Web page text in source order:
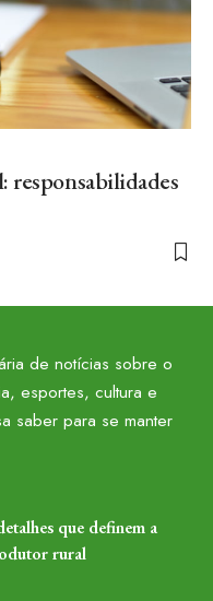
responsabilidades
de notícias sobre o
esportes, cultura e
saber para se manter
que definem a
rural